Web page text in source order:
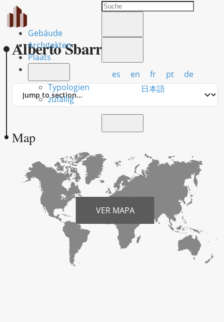
Gebäude
Architekten
Plaats
Typologien
zufällig
es en fr pt
de
日本語
Alberto Sbarra
Jump
Map
VER MAPA